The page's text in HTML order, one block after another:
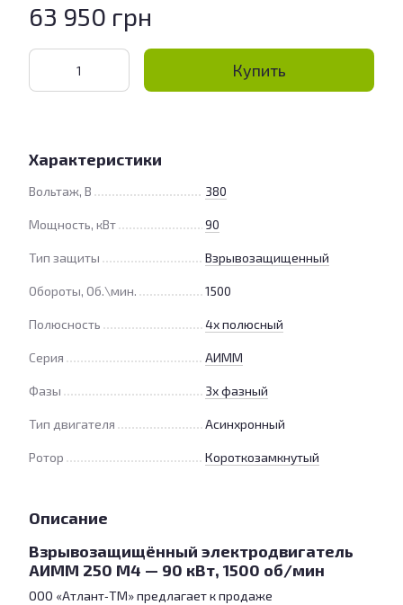
63 950 грн
Купить
Характеристики
Вольтаж, В 380
Мощность, кВт 90
Тип защиты Взрывозащищенный
Обороты, Об.\мин. 1500
Полюсность 4х полюсный
Серия АИММ
Фазы 3х фазный
Тип двигателя Асинхронный
Ротор Короткозамкнутый
Описание
Взрывозащищённый электродвигатель
АИММ 250 М4 — 90 кВт, 1500 об/мин
ООО «Атлант‑ТМ» предлагает к продаже